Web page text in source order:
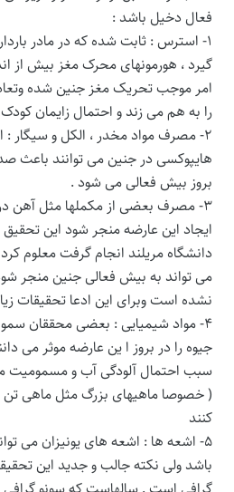
فعال دخیل باشد :
۱- استرس : ثابت شده که در مادر
گیرد ، هورمونهای محرک مغز بیش از
امر موجب تحریک مغز جنین شده
را به هم می زند و احتمال زایمان
۲- مصرف مواد مخدر ، الکل و سیگار :
هایپوکسی در جنین می توانند باعث
بروز بیش فعالی می شود .
۳- مصرف بعضی از مکملها مثل آهن
ایجاد این عارضه منجر شود این
دانشگاه مریلند انجام گرفت معلوم
می تواند به بیش فعالی جنین منجر شود
نشده است وبرای این ادعا تحقیقات
۴- مواد شیمیایی : بعضی محققان
جیوه را در بروز ا ین عارضه موثر می
سبب احتمال آلودگی آب و مسمومیت
( خصوصا ماهیهای بزرگ مثل ماهی تن
کنند
۵- اشعه ها : اشعه های یونیزان می
باشد ولی نکته جالب و جدید این